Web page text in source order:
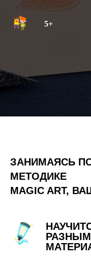
5+
ЗАНИМАЯСЬ
МЕТОДИКЕ
MAGIC ART,